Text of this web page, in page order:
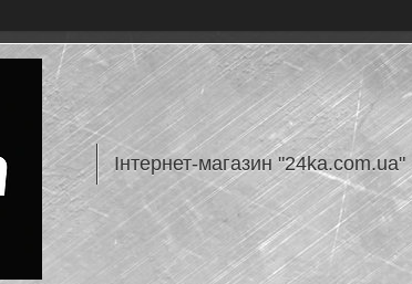
Інтернет-магазин "24ka.com.ua"